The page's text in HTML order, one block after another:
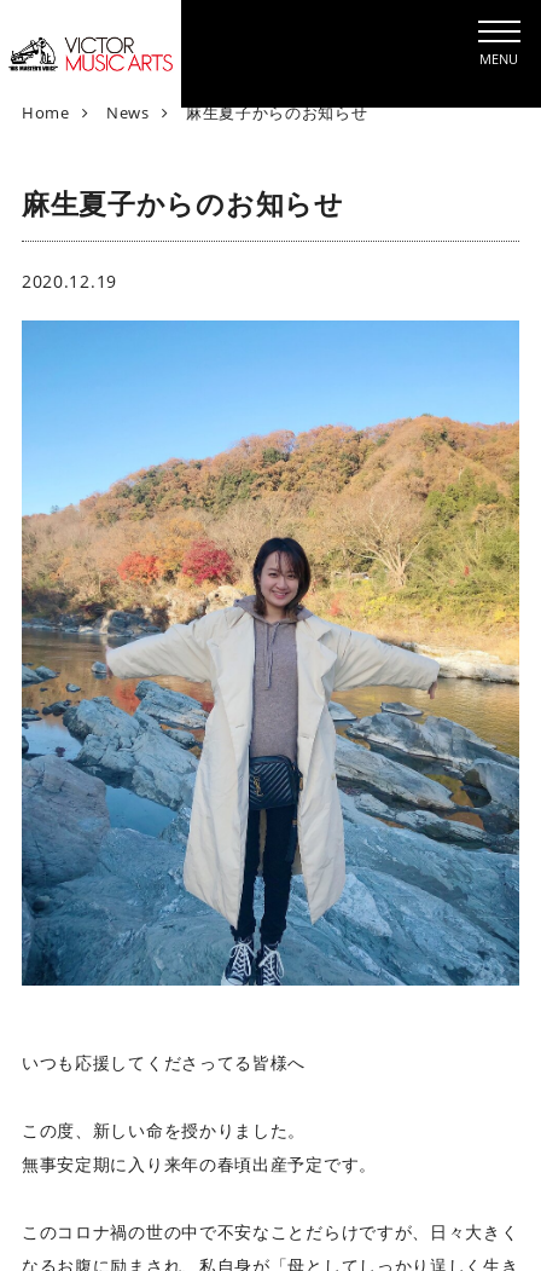
MENU
Home
V
t
o
M
s
[
ビ
ク
タ
ー
ミ
ュ
ー
ジ
ッ
ク
ア
ー
ツ
株
式
会
News 麻生夏子からのお知らせ
麻生夏子からのお知らせ
2020.12.19
いつも応援してくださってる皆様へ
この度、新しい命を授かりました。
無事安定期に入り来年の春頃出産予定です。
このコロナ禍の世の中で不安なことだらけですが、日々大きく
なるお腹に励まされ、私自身が「母としてしっかり逞しく生き